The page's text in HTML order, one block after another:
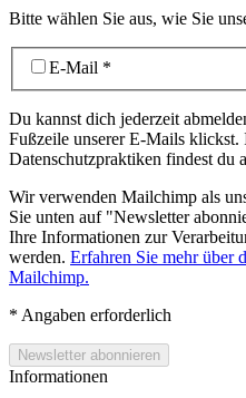
Bitte wählen Sie aus, wie Sie
E-Mail *
Du kannst dich jederzeit
Fußzeile unserer E-Mails klickst.
Datenschutzpraktiken findest du
Wir verwenden Mailchimp als
Sie unten auf "Newsletter
Ihre Informationen zur
werden. Erfahren Sie mehr über
Mailchimp.
* Angaben erforderlich
Informationen